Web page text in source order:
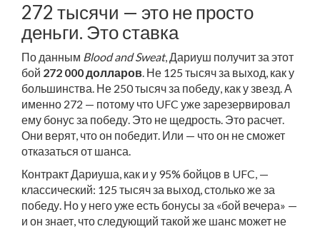
272 тысячи — это не просто
деньги. Это ставка
По данным Blood and Sweat, Дариуш получит за этот
бой 272 000 долларов. Не 125 тысяч за выход, как у
большинства. Не 250 тысяч за победу, как у звезд. А
именно 272 — потому что UFC уже зарезервировал
ему бонус за победу. Это не щедрость. Это расчет.
Они верят, что он победит. Или — что он не сможет
отказаться от шанса.
Контракт Дариуша, как и у 95% бойцов в UFC, —
классический: 125 тысяч за выход, столько же за
победу. Но у него уже есть бонусы за «бой вечера» —
и он знает, что следующий такой же шанс может не